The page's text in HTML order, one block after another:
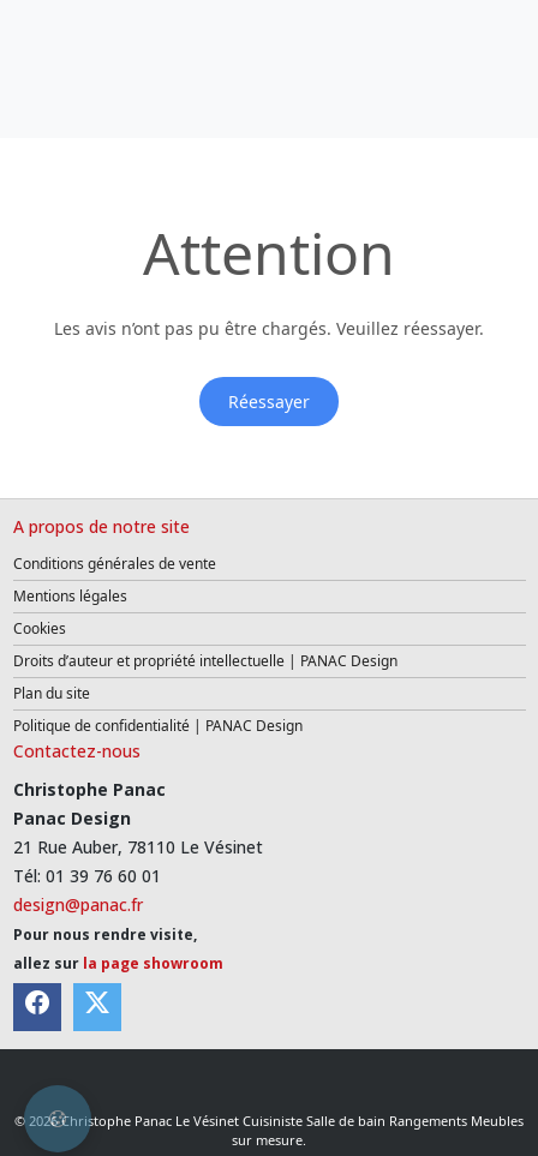
Attention
Les avis n’ont pas pu être chargés. Veuillez réessayer.
Réessayer
A propos de notre site
Conditions générales de vente
Mentions légales
Cookies
Droits d’auteur et propriété intellectuelle | PANAC Design
Plan du site
Politique de confidentialité | PANAC Design
Contactez-nous
Christophe Panac
Panac Design
21 Rue Auber, 78110 Le Vésinet
Tél: 01 39 76 60 01
design@panac.fr
Pour nous rendre visite,
allez sur la page showroom
© 2026 Christophe Panac Le Vésinet Cuisiniste Salle de bain Rangements Meubles
sur mesure.